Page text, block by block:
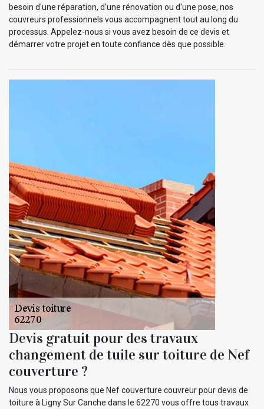
besoin d'une réparation, d'une rénovation ou d'une pose, nos
couvreurs professionnels vous accompagnent tout au long du
processus. Appelez-nous si vous avez besoin de ce devis et
démarrer votre projet en toute confiance dès que possible.
Devis gratuit pour des travaux
changement de tuile sur toiture de Nef
couverture ?
Nous vous proposons que Nef couverture couvreur pour devis de
toiture à Ligny Sur Canche dans le 62270 vous offre tous travaux